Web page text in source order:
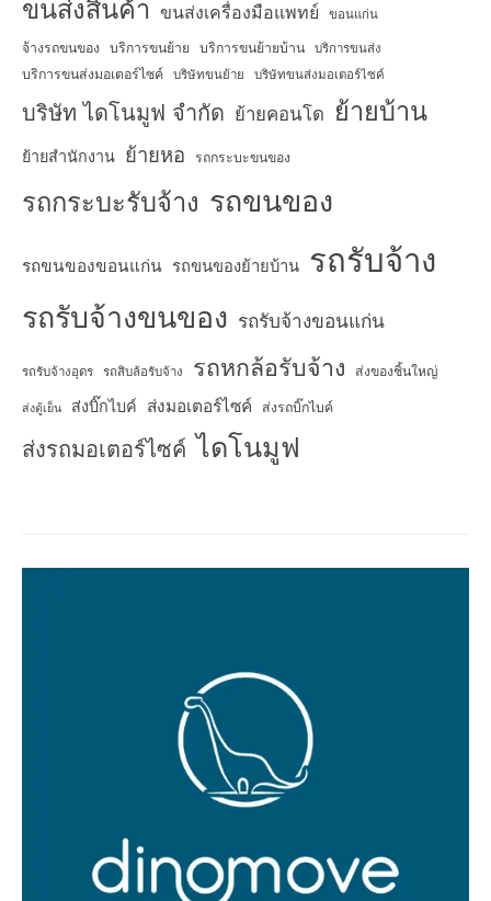
ขนส่งสินค้า ขนส่งเครื่องมือแพทย์ ขอนแก่น
จ้างรถขนของ บริการขนย้าย บริการขนย้ายบ้าน บริการขนส่ง
บริการขนส่งมอเตอร์ไซค์ บริษัทขนย้าย บริษัทขนส่งมอเตอร์ไซค์
บริษัท ไดโนมูฟ จำกัด ย้ายคอนโด ย้ายบ้าน
ย้ายสำนักงาน ย้ายหอ รถกระบะขนของ
รถกระบะรับจ้าง รถขนของ
รถขนของขอนแก่น รถขนของย้ายบ้าน รถรับจ้าง
รถรับจ้างขนของ รถรับจ้างขอนแก่น
รถรับจ้างอุดร รถสิบล้อรับจ้าง รถหกล้อรับจ้าง ส่งของชิ้นใหญ่
ส่งตู้เย็น ส่งบิ๊กไบค์ ส่งมอเตอร์ไซค์ ส่งรถบิ๊กไบค์
ส่งรถมอเตอร์ไซค์ ไดโนมูฟ